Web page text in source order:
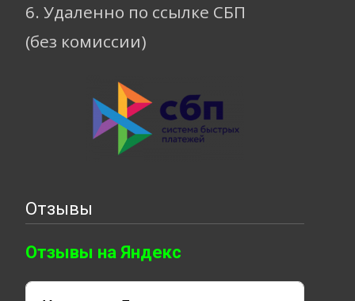
6. Удаленно по ссылке СБП
(без комиссии)
Отзывы
Отзывы на Яндекс